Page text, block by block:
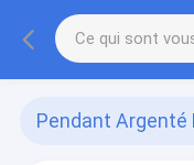
Pendant Argenté